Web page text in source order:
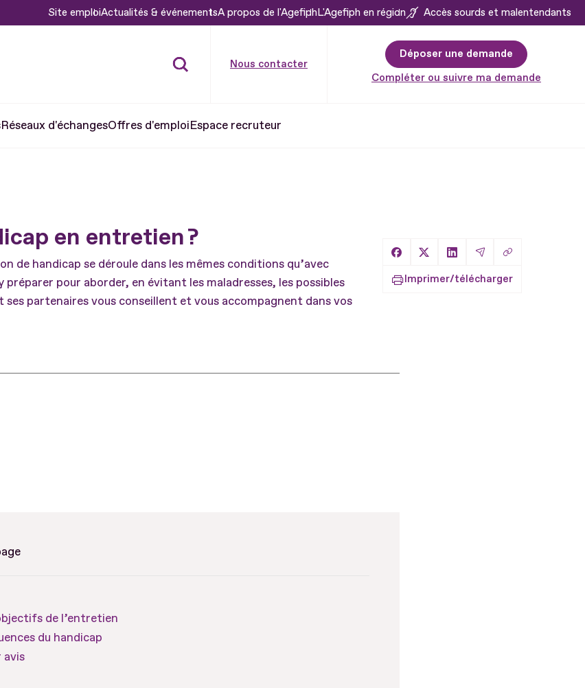
Site emploiActualités & événementsA propos de l'AgefiphL'Agefiph en région Accès sourds et malentendants
Nous contacter
Déposer une demande
Compléter ou suivre ma demande
Réseaux d'échangesOffres d'emploiEspace recruteur
en entretien ?
de handicap se déroule dans les mêmes conditions qu’avec
pour aborder, en évitant les maladresses, les possibles
ses partenaires vous conseillent et vous accompagnent dans vos
Partager sur Facebook
Partager sur X
Partager sur LinkedIn
Partager par Email
Copier le lien
Imprimer/télécharger
de l’entretien
du handicap
avis